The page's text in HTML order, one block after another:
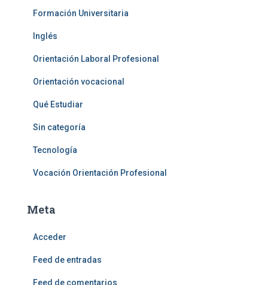
Formación Universitaria
Inglés
Orientación Laboral Profesional
Orientación vocacional
Qué Estudiar
Sin categoría
Tecnología
Vocación Orientación Profesional
Meta
Acceder
Feed de entradas
Feed de comentarios